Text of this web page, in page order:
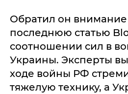
Обратил он внимание
последнюю статью
соотношении сил в
Украины. Эксперты
ходе войны РФ
тяжелую технику, а